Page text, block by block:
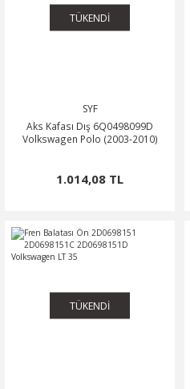
TÜKENDİ
SYF
Aks Kafası Dış 6Q0498099D
Volkswagen Polo (2003-2010)
1.014,08 TL
TÜKENDİ